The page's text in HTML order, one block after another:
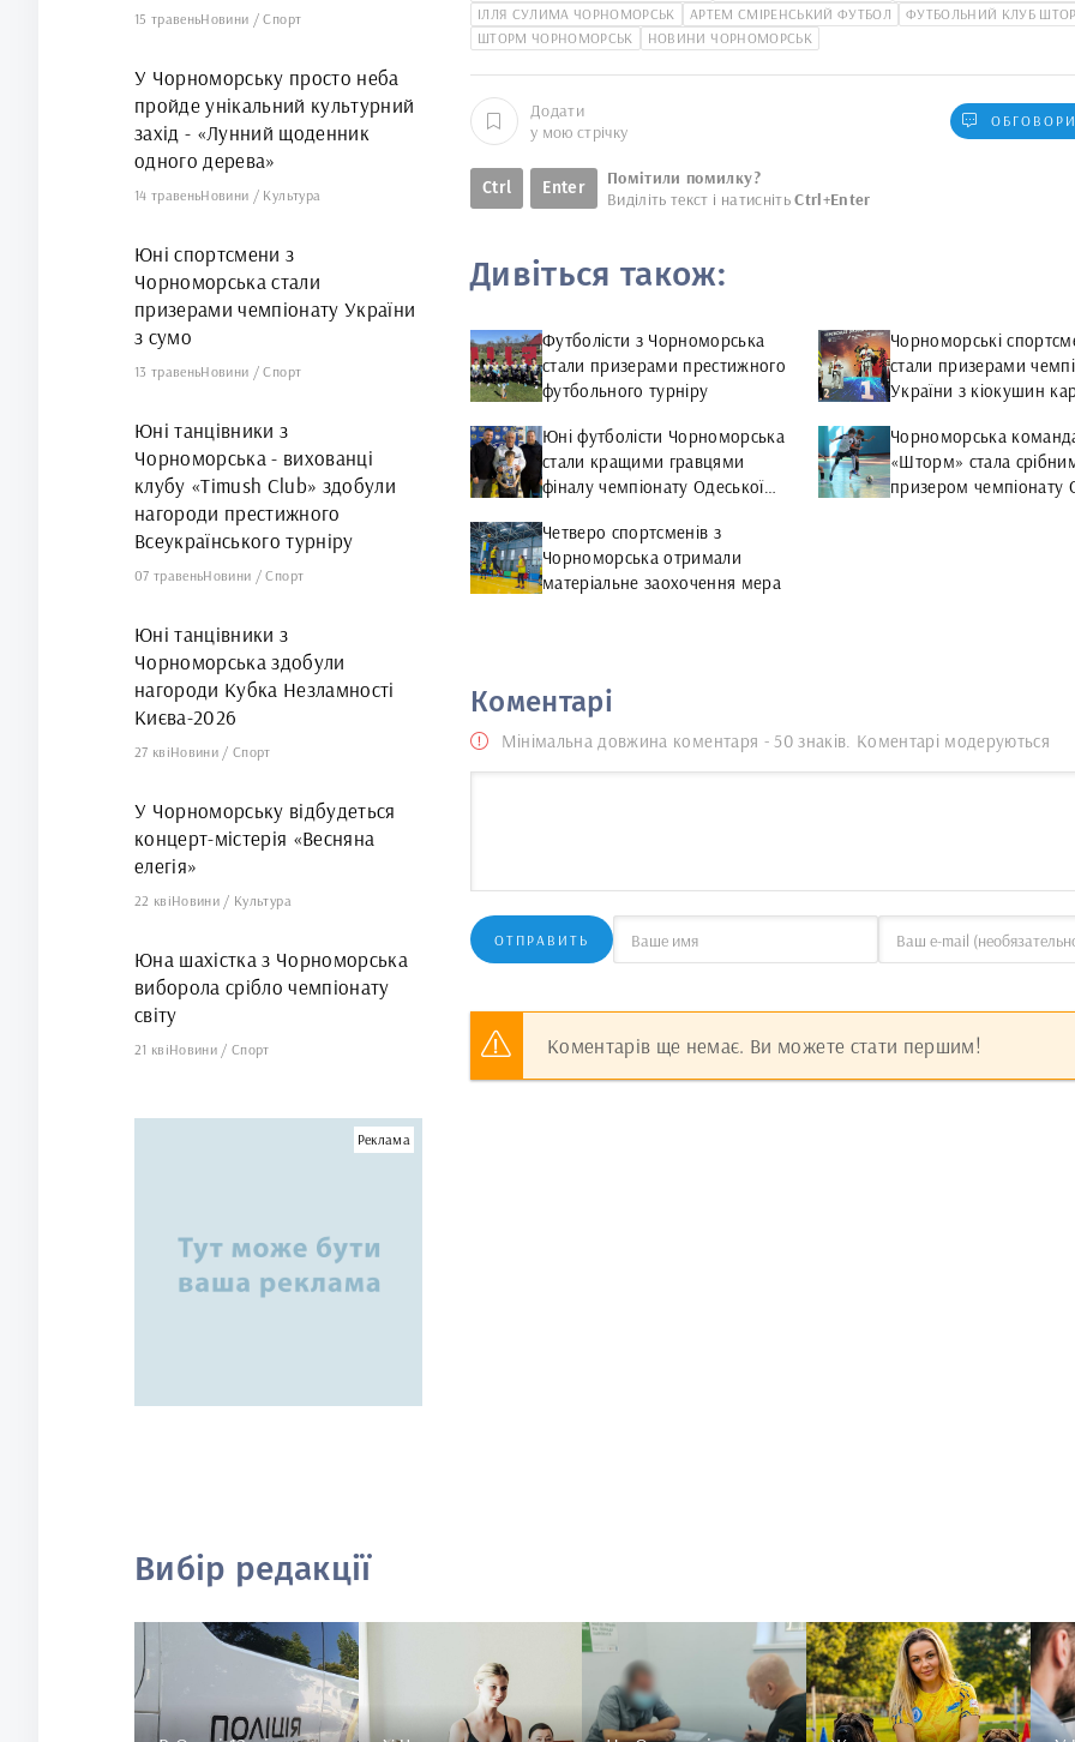
ІЛЛЯ СУЛИМА ЧОРНОМОРСЬК
АРТЕМ СМІРЕНСЬКИЙ ФУТБОЛ
ФУТБОЛЬНИЙ КЛУБ
ШТОРМ ЧОРНОМОРСЬК
НОВИНИ ЧОРНОМОРСЬК
Додати
у мою стрічку
Ctrl Enter
Помітили помилку?
Виділіть текст і натиснітьCtrl+Enter
Дивіться також:
Футболісти з Чорноморська
стали призерами престижного
футбольного турніру
Чорноморські
стали призерами
України з кіокушин
Юні футболісти Чорноморська
стали кращими гравцями
фіналу чемпіонату Одеської
Чорноморська
«Шторм» стала
призером чемпіонату
Четверо спортсменів з
Чорноморська отримали
матеріальне заохочення мера
Коментарі
Мінімальна довжина коментаря - 50 знаків. Коментарі модеруються
ОТПРАВИТЬ
Коментарів ще немає. Ви можете стати першим!
15 травеньНовини /Спорт
У Чорноморську просто неба
пройде унікальний культурний
захід - «Лунний щоденник
одного дерева»
14 травеньНовини / Культура
Юні спортсмени з
Чорноморська стали
призерами чемпіонату України
з сумо
13 травеньНовини /Спорт
Юні танцівники з
Чорноморська - вихованці
клубу «Timush Club» здобули
нагороди престижного
Всеукраїнського турніру
07 травеньНовини /Спорт
Юні танцівники з
Чорноморська здобули
нагороди Кубка Незламності
Києва-2026
27 квіНовини /Спорт
У Чорноморську відбудеться
концерт-містерія «Весняна
елегія»
22 квіНовини / Культура
Юна шахістка з Чорноморська
виборола срібло чемпіонату
світу
21 квіНовини /Спорт
Реклама
Вибір редакції